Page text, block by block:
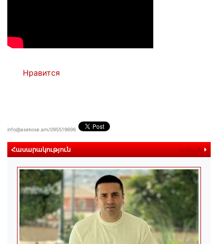
Нравится
info@asekose.am/095519696
Հասարակություն ավելին